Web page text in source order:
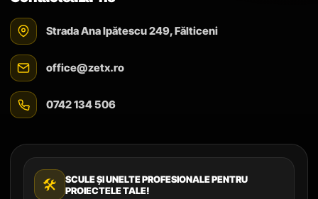
Strada Ana Ipătescu 249, Fălticeni
office@zetx.ro
0742 134 506
🛠️
SCULE ȘI UNELTE PROFESIONALE PENTRU
PROIECTELE TALE!